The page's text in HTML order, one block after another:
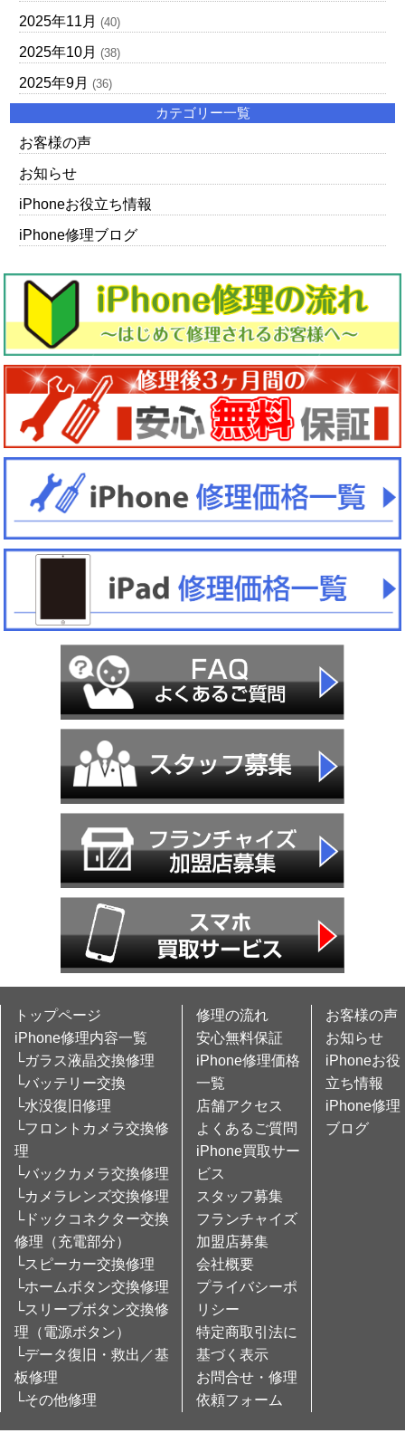
2025年11月 (40)
2025年10月 (38)
2025年9月 (36)
カテゴリー一覧
お客様の声
お知らせ
iPhoneお役立ち情報
iPhone修理ブログ
トップページ
iPhone修理内容一覧
└ガラス液晶交換修理
└バッテリー交換
└水没復旧修理
└フロントカメラ交換修
理
└バックカメラ交換修理
└カメラレンズ交換修理
└ドックコネクター交換
修理（充電部分）
└スピーカー交換修理
└ホームボタン交換修理
└スリープボタン交換修
理（電源ボタン）
└データ復旧・救出／基
板修理
└その他修理
修理の流れ
安心無料保証
iPhone修理価格
一覧
店舗アクセス
よくあるご質問
iPhone買取サー
ビス
スタッフ募集
フランチャイズ
加盟店募集
会社概要
プライバシーポ
リシー
特定商取引法に
基づく表示
お問合せ・修理
依頼フォーム
お客様の声
お知らせ
iPhoneお役
立ち情報
iPhone修理
ブログ